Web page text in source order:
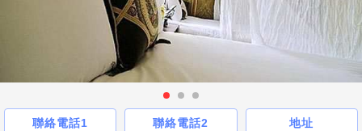
聯絡電話1 聯絡電話2 地址